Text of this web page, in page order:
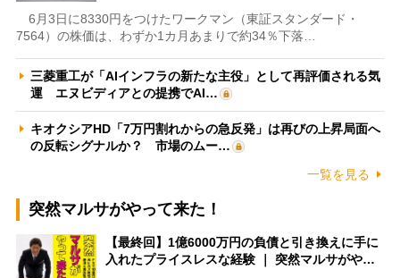
6月3日に8330円をつけたワークマン（東証スタンダード・
7564）の株価は、わずか1カ月あまりで約34％下落…
三菱重工が「AIインフラの新たな主役」として再評価される気
運 エヌビディアとの提携でAI…
キオクシアHD「7万円割れからの急反発」は再びの上昇局面へ
の反転シグナルか？ 市場のムー…
一覧を見る
突然マルサがやって来た！
【最終回】1億6000万円の負債と引き換えに手に
入れたプライスレスな経験 ｜ 突然マルサがや…